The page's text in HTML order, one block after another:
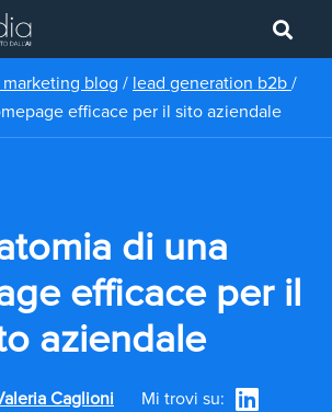
blog / lead generation b2b /
efficace per il sito aziendale
di una
efficace per il
aziendale
Caglioni Mi trovi su: